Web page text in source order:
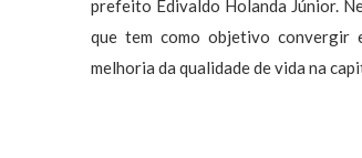
prefeito Edivaldo Holanda Júnior.
que tem como objetivo convergir
melhoria da qualidade de vida na